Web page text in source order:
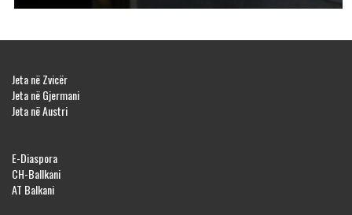
Jeta në Zvicër
Jeta në Gjermani
Jeta në Austri
E-Diaspora
CH-Ballkani
AT Balkani